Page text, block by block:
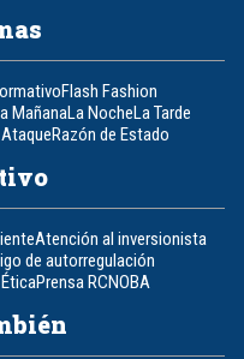
Flash Fashion
MañanaLa NocheLa Tarde
Razón de Estado
Atención al inversionista
de autorregulación
Prensa RCNOBA